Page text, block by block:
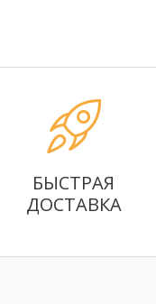
БЫСТРАЯ
ДОСТАВКА